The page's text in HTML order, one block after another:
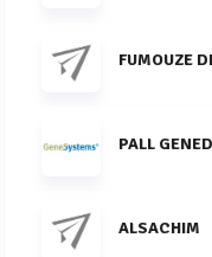
FUMOUZE
PALL
ALSACHIM